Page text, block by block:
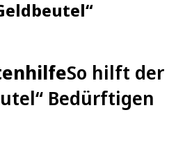
So hilft der
Bedürftigen